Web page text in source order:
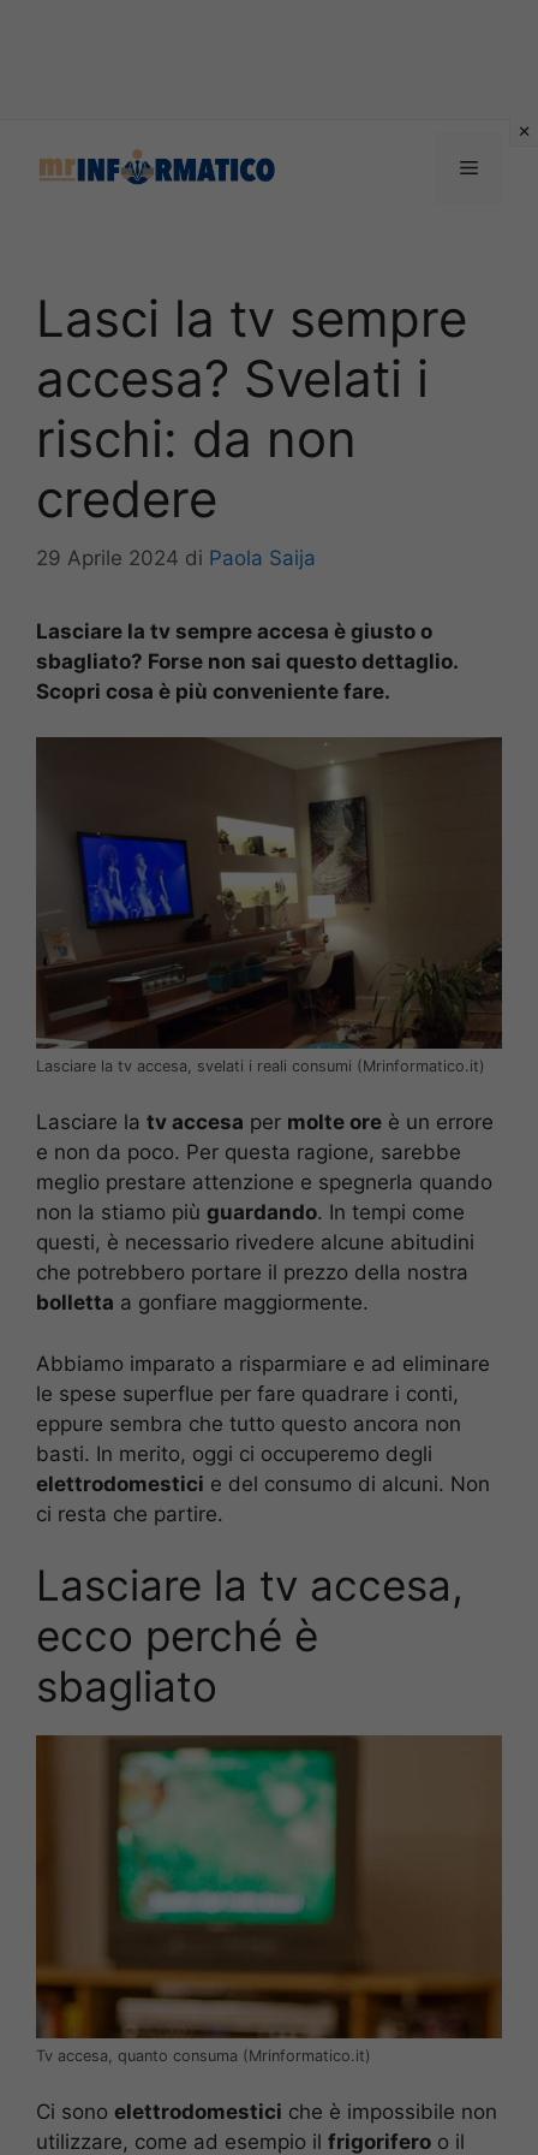
Menu
Lasci la tv sempre
accesa? Svelati i
rischi: da non
credere
29 Aprile 2024 di Paola Saija
Lasciare la tv sempre accesa è giusto o
sbagliato? Forse non sai questo dettaglio.
Scopri cosa è più conveniente fare.
Lasciare la tv accesa, svelati i reali consumi (Mrinformatico.it)
Lasciare la tv accesa per molte ore è un errore
e non da poco. Per questa ragione, sarebbe
meglio prestare attenzione e spegnerla quando
non la stiamo più guardando. In tempi come
questi, è necessario rivedere alcune abitudini
che potrebbero portare il prezzo della nostra
bolletta a gonfiare maggiormente.
Abbiamo imparato a risparmiare e ad eliminare
le spese superflue per fare quadrare i conti,
eppure sembra che tutto questo ancora non
basti. In merito, oggi ci occuperemo degli
elettrodomestici e del consumo di alcuni. Non
ci resta che partire.
Lasciare la tv accesa,
ecco perché è
sbagliato
Tv accesa, quanto consuma (Mrinformatico.it)
Ci sono elettrodomestici che è impossibile non
utilizzare, come ad esempio il frigorifero o il